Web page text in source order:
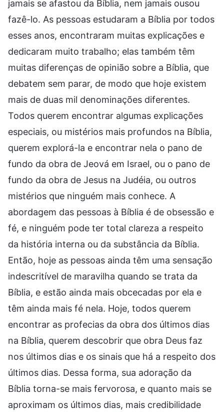
jamais se afastou da Bíblia, nem jamais ousou
fazê-lo. As pessoas estudaram a Bíblia por todos
esses anos, encontraram muitas explicações e
dedicaram muito trabalho; elas também têm
muitas diferenças de opinião sobre a Bíblia, que
debatem sem parar, de modo que hoje existem
mais de duas mil denominações diferentes.
Todos querem encontrar algumas explicações
especiais, ou mistérios mais profundos na Bíblia,
querem explorá-la e encontrar nela o pano de
fundo da obra de Jeová em Israel, ou o pano de
fundo da obra de Jesus na Judéia, ou outros
mistérios que ninguém mais conhece. A
abordagem das pessoas à Bíblia é de obsessão e
fé, e ninguém pode ter total clareza a respeito
da história interna ou da substância da Bíblia.
Então, hoje as pessoas ainda têm uma sensação
indescritível de maravilha quando se trata da
Bíblia, e estão ainda mais obcecadas por ela e
têm ainda mais fé nela. Hoje, todos querem
encontrar as profecias da obra dos últimos dias
na Bíblia, querem descobrir que obra Deus faz
nos últimos dias e os sinais que há a respeito dos
últimos dias. Dessa forma, sua adoração da
Bíblia torna-se mais fervorosa, e quanto mais se
aproximam os últimos dias, mais credibilidade